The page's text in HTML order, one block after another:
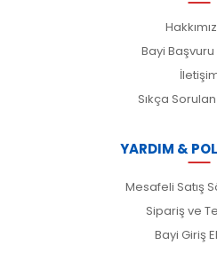
Bayi Başvuru
Sıkça
YARDIM &
Mesafeli Satış
Sipariş ve
Bayi Giriş